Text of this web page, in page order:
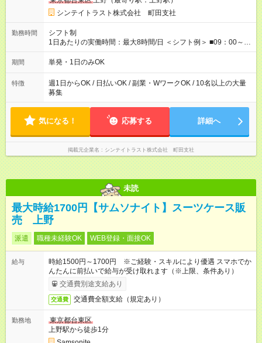
日給保障あり └早く終わっても”全額”支給！ ・－・－・ ≪ 法定
研修 ≫ 研修時の給与： 日給10，000円×3日間（24時間） ＝研
修費として合計30，000円支給 ＋交通費全額支給 ※規定あり
【試用期間】試用期間なし
シンテイトラスト株式会社 町田支社
勤務時間
シフト制
1日あたりの実働時間：最大8時間/日 ＜シフト例＞ ■09：00～
18：00 ■20：00～翌5：00 など！ 上記時間内で、 実働8時
間・休憩1時間／日
期間 単発・1日のみOK
特徴
週1日からOK / 日払いOK / 副業・WワークOK / 10名以上の大量
募集
気になる！ 応募する 詳細へ
掲載元企業名 シンテイトラスト株式会社 町田支社
未読
最大時給1700円【サムソナイト】スーツケース販
売 上野
派遣 職種未経験OK WEB登録・面接OK
給与
時給1500円～1700円 ※ご経験・スキルにより優遇 スマホでか
んたんに前払いで給与が受け取れます（※上限、条件あり）
交通費別途支給あり
交通費 交通費全額支給（規定あり）
勤務地
東京都台東区
上野駅から徒歩1分